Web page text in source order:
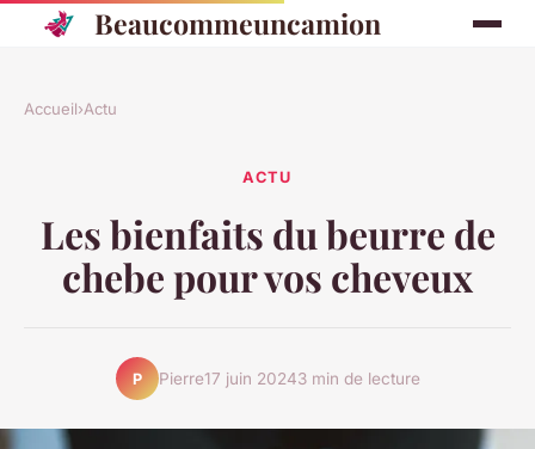
Beaucommeuncamion
Accueil›Actu
ACTU
Les bienfaits du beurre de
chebe pour vos cheveux
P Pierre17 juin 20243 min de lecture